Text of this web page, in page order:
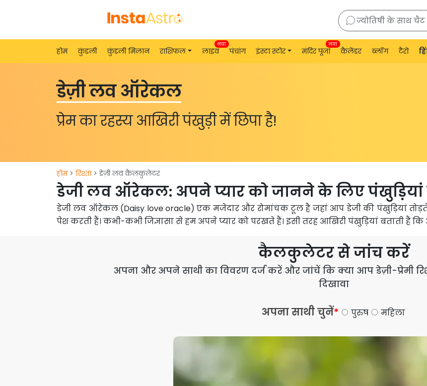
ज्योतिषी के साथ
होम कुंडली कुंडली मिलान राशिफल लाइव
नया
पंचांग इंस्टा स्टोर मंदिर पूजा
नया
कैलेंडर ब्लॉग टैरो
डेज़ी लव ऑरेकल
प्रेम का रहस्य आखिरी पंखुड़ी में छिपा है!
होम> रिश्ता> डेज़ी लव कैलकुलेटर
डेजी लव ऑरेकल: अपने प्यार को जानने के लिए
डेजी लव ऑरेकल (Daisy love oracle) एक मजेदार और रोमांचक टूल है जहां आप डेजी की पंखुड़ियां
पेश करती हैं। कभी-कभी जिज्ञासा से हम अपने प्यार को परखते हैं। इसी तरह आखिरी पंखुड़ियां बताती हैं
कैलकुलेटर से जांच करें
अपना और अपने साथी का विवरण दर्ज करें और जांचें कि क्या आप डेज़ी-प्रेमी
दिखावा
अपना साथी चुनें* पुरुष महिला